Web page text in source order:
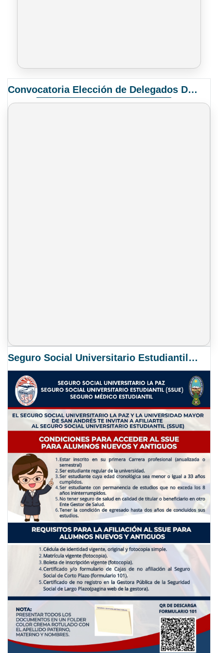
Convocatoria Elección de Delegados Docentes para el XIV Congreso Nacional de Universidades
Seguro Social Universitario Estudiantil SSUE